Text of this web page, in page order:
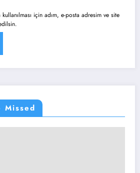
için adım, e-posta adresim ve site
Missed